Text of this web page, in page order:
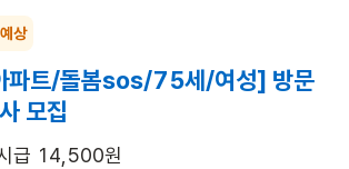
상
파트/돌봄sos/75세/여성] 방문
모집
급 14,500원